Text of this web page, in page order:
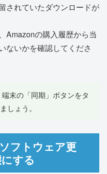
されていたダウンロードが
Amazonの購入履歴から当
ないかを確認してくださ
末の「同期」ボタンをタ
しょう。
フトウェア更
する